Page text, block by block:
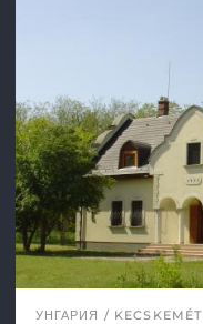
УНГАРИЯ KECSKEMÉT